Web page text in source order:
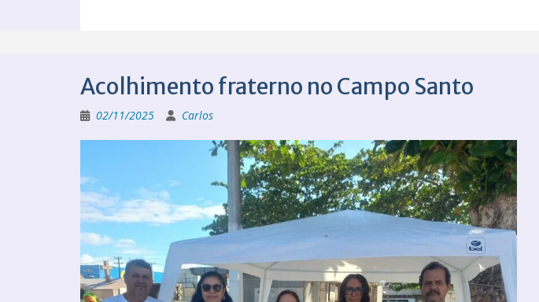
Acolhimento fraterno no Campo Santo
02/11/2025 Carlos